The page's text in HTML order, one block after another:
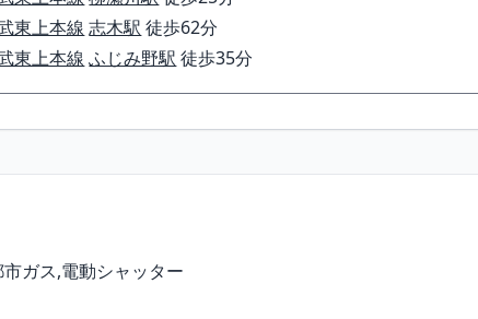
東上本線 志木駅 徒歩62分
東上本線 ふじみ野駅 徒歩35分
ガス,電動シャッター